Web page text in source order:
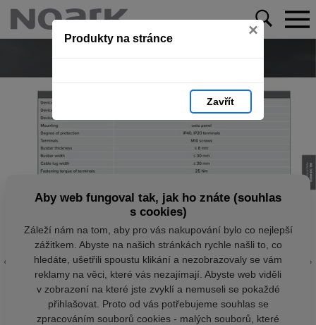
Produkty na stránce ×
Zavřít
Aby web fungoval tak, jak ho znáte (souhlas
s cookies)
Záleží nám na tom, aby pro vás nakupování bylo co nejlepší
zážitkem. Abyste na našich stránkách rychle našli to, co
hledáte, ušetřili spoustu klikání a nezobrazovaly se vám
reklamy na věci, které vás nezajímají. Abyste web viděli
v zobrazení na které jste zvyklí a nemuseli se pokaždé
přihlašovat. Proto od vás potřebujeme souhlas se
zpracováním souborů cookies - malých souborů, které